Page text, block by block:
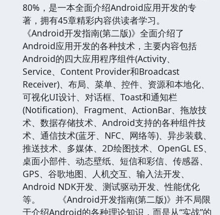
80%，是一本全面介绍Android应用开发的专
著，拥有45章精彩内容供读者学习。
《Android开发指南(第二版)》全面介绍了
Android应用开发的各种技术，主要内容包括
Android的四大应用程序组件(Activity、
Service、Content Provider和Broadcast
Receiver)、布局、菜单、控件、资源和本地化、
可视化UI设计、对话框、Toast和通知栏
(Notification)、Fragment、ActionBar、拖放技
术、数据存储技术、Android支持的各种组件技
术、通信技术(蓝牙、NFC、网络等)、异步装载、
推送技术、多媒体、2D绘图技术、OpenGL ES、
桌面小部件、动态壁纸、短信和彩信、传感器、
GPS、谷歌地图、人机交互、输入法开发、
Android NDK开发、测试驱动开发、性能优化
等。 《Android开发指南(第二版)》并不局限
于介绍Android的各种理论知识，而是从“实战”的